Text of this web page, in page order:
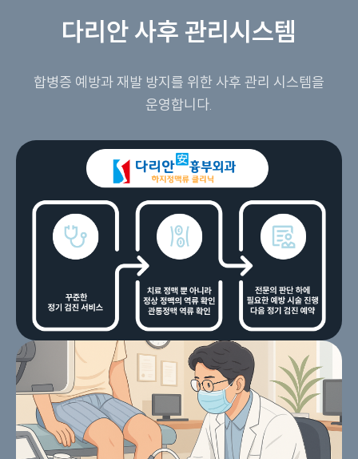
다리안 사후 관리시스템
합병증 예방과 재발 방지를 위한 사후 관리 시스템을
운영합니다.